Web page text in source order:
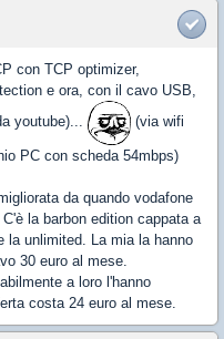
con TCP optimizer,
e ora, con il cavo USB,
youtube)...
(via wifi
PC con scheda 54mbps)
da quando vodafone
la barbon edition cappata a
la unlimited. La mia la hanno
30 euro al mese.
a loro l'hanno
costa 24 euro al mese.